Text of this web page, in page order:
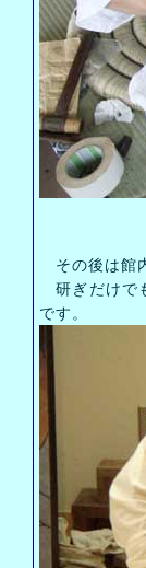
その後は館
研ぎだけで
です。